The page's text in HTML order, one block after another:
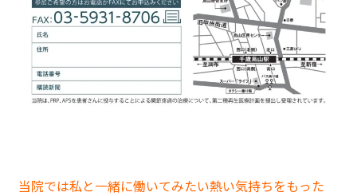
当院では私と一緒に働いてみたい熱い気持ちをもった